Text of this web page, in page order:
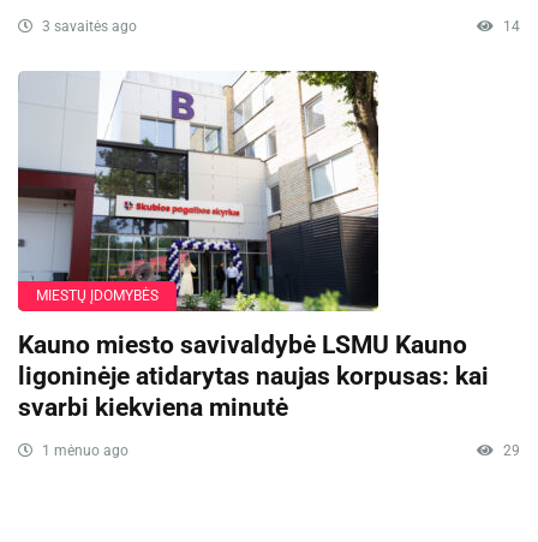
3 savaitės ago 14
MIESTŲ ĮDOMYBĖS
Kauno miesto savivaldybė LSMU Kauno
ligoninėje atidarytas naujas korpusas: kai
svarbi kiekviena minutė
1 mėnuo ago 29